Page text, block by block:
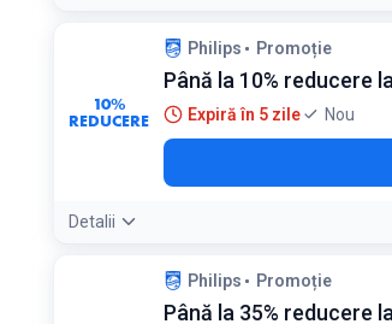
10%
REDUCERE
Philips Promoție
Până la 10% reducere
Expiră în 5 zile Nou
Detalii
Philips Promoție
Până la 35% reducere